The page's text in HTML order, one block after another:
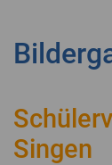
Singen